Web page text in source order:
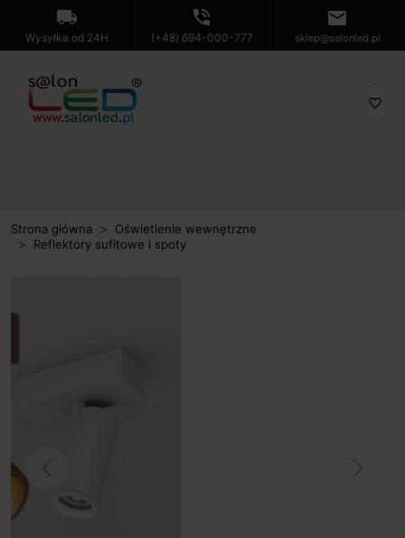
local_shipping
Wysyłka od 24H
phone_in_talk
(+48) 694-000-777
mail
sklep@salonled.pl
favorite_border
Strona główna
Oświetlenie wewnętrzne
Reflektory sufitowe i spoty